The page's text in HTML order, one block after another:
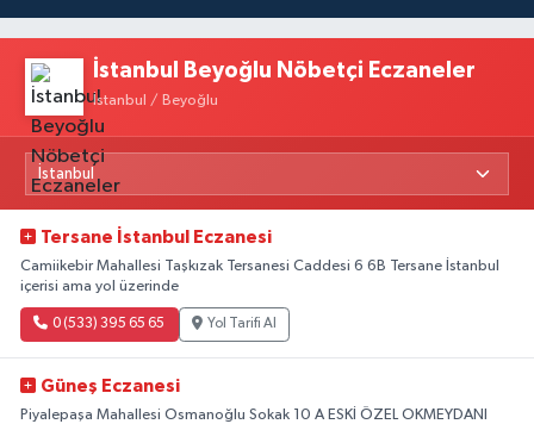
İstanbul Beyoğlu Nöbetçi Eczaneler
İstanbul / Beyoğlu
Tersane İstanbul Eczanesi
Camiikebir Mahallesi Taşkızak Tersanesi Caddesi 6 6B Tersane İstanbul
içerisi ama yol üzerinde
0 (533) 395 65 65 Yol Tarifi Al
Güneş Eczanesi
Piyalepaşa Mahallesi Osmanoğlu Sokak 10 A ESKİ ÖZEL OKMEYDANI